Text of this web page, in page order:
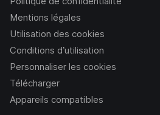
Mentions légales
Utilisation des cookies
Conditions d’utilisation
Personnaliser les cookies
Télécharger
Appareils compatibles